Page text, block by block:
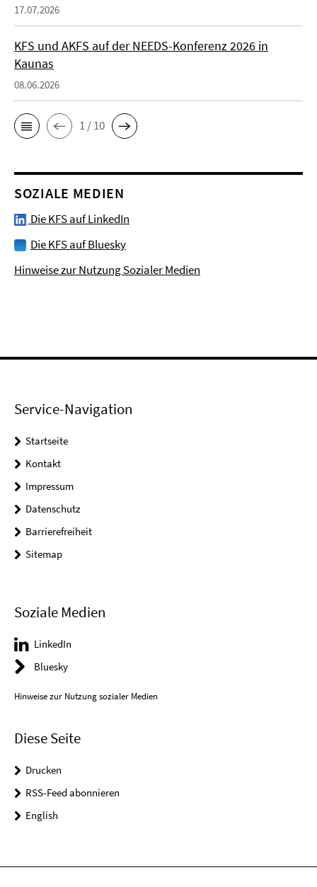
17.07.2026
KFS und AKFS auf der NEEDS-Konferenz 2026 in
Kaunas
08.06.2026
1 / 10
SOZIALE MEDIEN
Die KFS auf LinkedIn
Die KFS auf Bluesky
Hinweise zur Nutzung Sozialer Medien
Service-Navigation
Startseite
Kontakt
Impressum
Datenschutz
Barrierefreiheit
Sitemap
Soziale Medien
LinkedIn
Bluesky
Hinweise zur Nutzung sozialer Medien
Diese Seite
Drucken
RSS-Feed abonnieren
English